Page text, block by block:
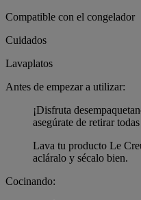
Compatible con el congelador
Cuidados
Lavaplatos
Antes de empezar a utilizar:
¡Disfruta
asegúrate de retirar
Lava tu producto Le
acláralo y sécalo bien.
Cocinando: